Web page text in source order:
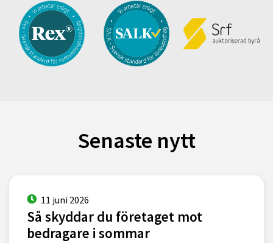
Senaste nytt
11 juni 2026
Så skyddar du företaget mot
bedragare i sommar